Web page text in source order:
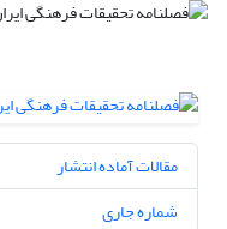
مقالات آماده انتشار
شماره جاری